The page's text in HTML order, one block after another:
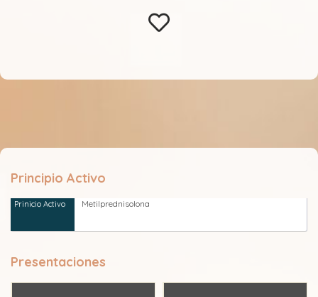
Principio Activo
Metilprednisolona
Presentaciones